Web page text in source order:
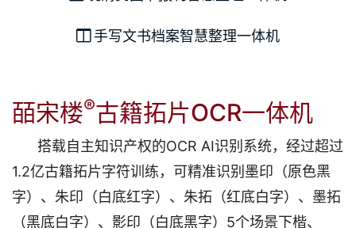
手写文书档案智慧整理一体机
皕宋楼®古籍拓片OCR一体机
搭载自主知识产权的OCR AI识别系统，经过超过
1.2亿古籍拓片字符训练，可精准识别墨印（原色黑
字）、朱印（白底红字）、朱拓（红底白字）、墨拓
（黑底白字）、影印（白底黑字）5个场景下楷、